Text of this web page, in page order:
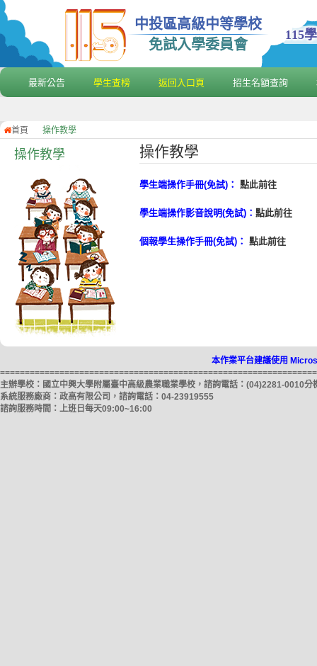
中投區高級中等學校
免試入學委員會
115
最新公告 學生查榜 返回入口頁 招生名額查詢
首頁 操作教學
操作教學 操作教學
學生端操作手冊(免試)： 點此前往
學生端操作影音說明(免試)： 點此前往
個報學生操作手冊(免試)： 點此前往
本作業平台建議使用
主辦學校：國立中興大學附屬臺中高級農業職業學校，諮詢電話：(04)2281-0010分
系統服務廠商：政高有限公司，諮詢電話：04-23919555
諮詢服務時間：上班日每天09:00~16:00